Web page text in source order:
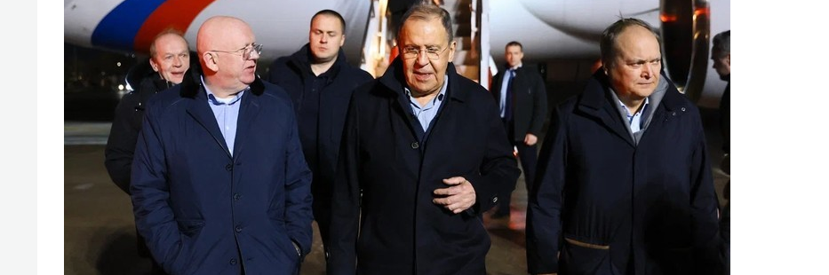
Рекомендуем
Как ГК «МИР ГРУПП» и ВТБ
создают оазис жилого
комфорта под Казанью
Рекомендуем
150 камер до квартиры и Face
ID вместо ключа: какой будет
безопасность в ЖК «Нова»
Рекомендуем
Опыт выживания в дикой
природе, работа
с ментальным и физическим
состоянием как основа
антихрупких команд